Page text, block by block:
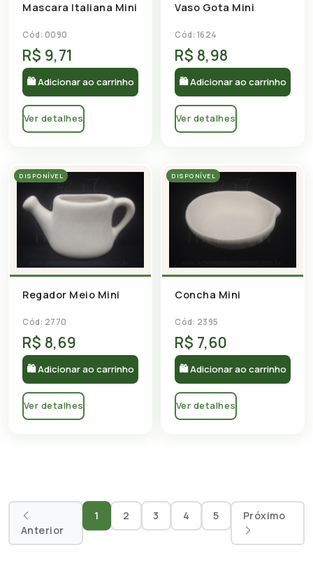
Mascara Italiana Mini
Cód: 0090
R$ 9,71
🛍 Adicionar ao carrinho
Ver detalhes
Vaso Gota Mini
Cód: 1624
R$ 8,98
🛍 Adicionar ao carrinho
Ver detalhes
DISPONÍVEL
Regador Meio Mini
Cód: 2770
R$ 8,69
🛍 Adicionar ao carrinho
Ver detalhes
DISPONÍVEL
Concha Mini
Cód: 2395
R$ 7,60
🛍 Adicionar ao carrinho
Ver detalhes
Anterior
1 2 3 4 5 Próximo